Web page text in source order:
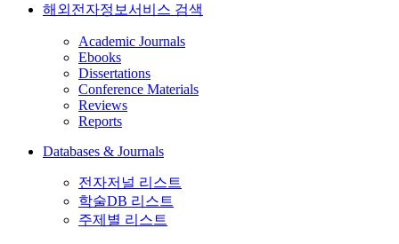
해외전자정보서비스 검색
Academic Journals
Ebooks
Dissertations
Conference Materials
Reviews
Reports
Databases & Journals
전자저널 리스트
학술DB 리스트
주제별 리스트